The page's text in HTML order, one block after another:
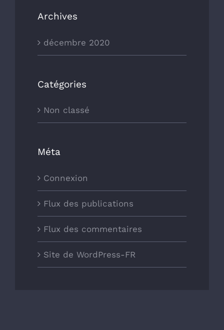
Archives
décembre 2020
Catégories
Non classé
Méta
Connexion
Flux des publications
Flux des commentaires
Site de WordPress-FR